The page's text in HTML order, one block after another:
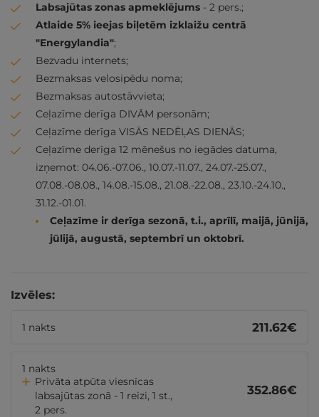
Labsajūtas zonas apmeklējums - 2 pers.;
Atlaide 5% ieejas biļetēm izklaižu centrā
"Energylandia";
Bezvadu internets;
Bezmaksas velosipēdu noma;
Bezmaksas autostāvvieta;
Ceļazīme derīga DIVĀM personām;
Ceļazīme derīga VISĀS NEDĒĻAS DIENĀS;
Ceļazīme derīga 12 mēnešus no iegādes datuma,
izņemot: 04.06.-07.06., 10.07.-11.07., 24.07.-25.07.,
07.08.-08.08., 14.08.-15.08., 21.08.-22.08., 23.10.-24.10.,
31.12.-01.01.
Ceļazīme ir derīga sezonā, t.i., aprīlī, maijā, jūnijā,
jūlijā, augustā, septembrī un oktobrī.
Izvēles:
1 nakts 211.62€
1 nakts
Privāta atpūta viesnīcas
labsajūtas zonā - 1 reizi, 1 st.,
2 pers.
352.86€